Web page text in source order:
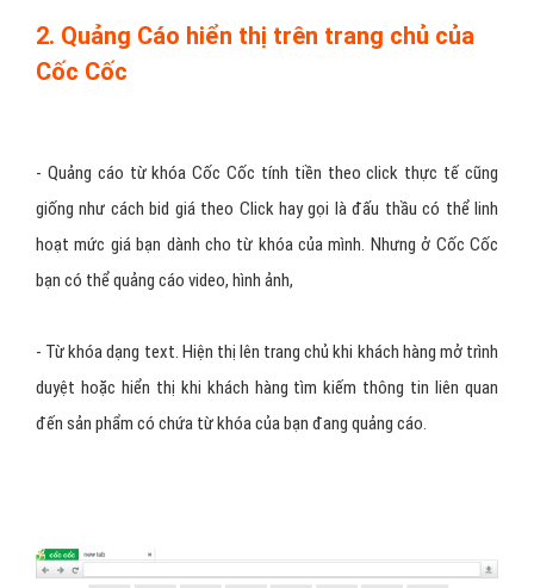
2. Quảng Cáo hiển thị trên trang chủ của
Cốc Cốc
- Quảng cáo từ khóa Cốc Cốc tính tiền theo click thực tế cũng
giống như cách bid giá theo Click hay gọi là đấu thầu có thể linh
hoạt mức giá bạn dành cho từ khóa của mình. Nhưng ở Cốc Cốc
bạn có thể quảng cáo video, hình ảnh,
- Từ khóa dạng text. Hiện thị lên trang chủ khi khách hàng mở trình
duyệt hoặc hiển thị khi khách hàng tìm kiếm thông tin liên quan
đến sản phẩm có chứa từ khóa của bạn đang quảng cáo.